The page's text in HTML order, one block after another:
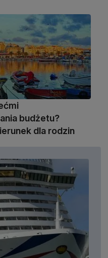
budżetu?
dla rodzin